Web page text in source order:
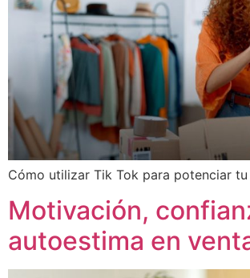
Cómo utilizar Tik Tok para potenciar
Motivación,
autoestima en